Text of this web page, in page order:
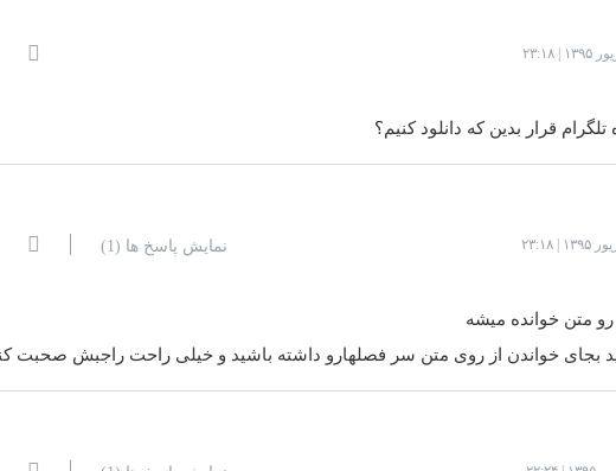
قرار بدین که دانلود کنیم؟
نمایش پاسخ ها (1)
متن خوانده میشه
بجای خواندن از روی متن سر فصلهارو داشته باشید و خیلی راحت راجبش صحبت